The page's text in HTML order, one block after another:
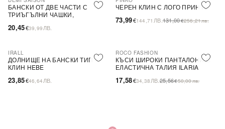
БАНСКИ ОТ ДВЕ ЧАСТИ С
ТРИЪГЪЛНИ ЧАШКИ,
20,45€39,99 ЛВ.
-44%
ЧЕРЕН КЛИН С ЛОГО ПРИНТ
73,99€144,71 ЛВ.131,00€256,21лв.
IRALL
ДОЛНИЩЕ НА БАНСКИ ТИП
КЛИН HEBE
23,85€46,64 ЛВ.
-31%
ROCO FASHION
КЪСИ ШИРОКИ ПАНТАЛОНИ С
ЕЛАСТИЧНА ТАЛИЯ ILARIA
17,58€34,38 ЛВ.25,56€50,00лв.